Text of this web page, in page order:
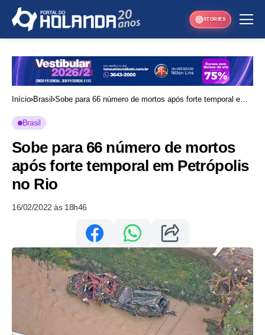
STORIES
Início Brasil Sobe para 66 número de mortos após forte temporal em
Brasil
Sobe para 66 número de mortos
após forte temporal em Petrópolis
no Rio
16/02/2022 às 18h46